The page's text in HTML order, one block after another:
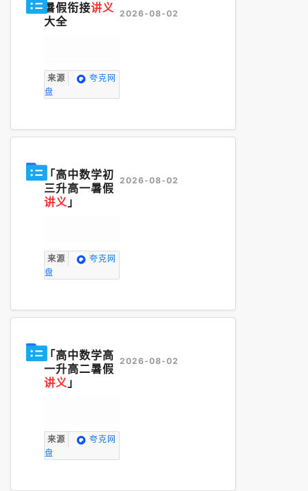
暑假衔接讲义
大全
来源
夸克网
盘
2026-08-02
「高中数学初
三升高一暑假
讲义 」
来源
夸克网
盘
2026-08-02
「高中数学高
一升高二暑假
讲义 」
来源
夸克网
盘
2026-08-02